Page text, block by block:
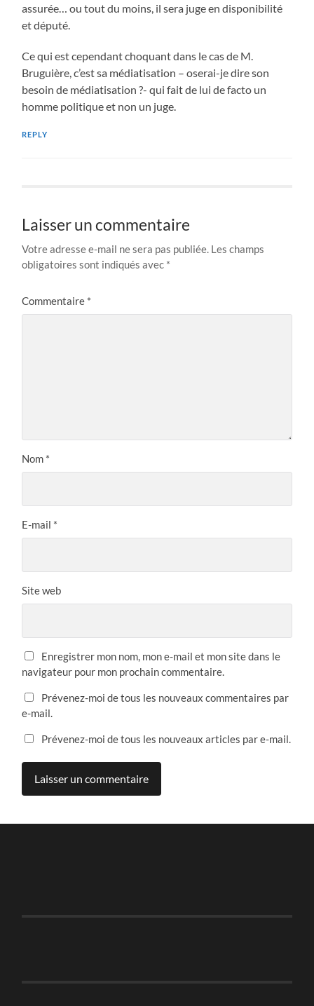
assurée… ou tout du moins, il sera juge en disponibilité
et député.
Ce qui est cependant choquant dans le cas de M.
Bruguière, c’est sa médiatisation – oserai-je dire son
besoin de médiatisation ?- qui fait de lui de facto un
homme politique et non un juge.
REPLY
Laisser un commentaire
Votre adresse e-mail ne sera pas publiée. Les champs
obligatoires sont indiqués avec *
Commentaire *
Nom *
E-mail *
Site web
Enregistrer mon nom, mon e-mail et mon site dans le
navigateur pour mon prochain commentaire.
Prévenez-moi de tous les nouveaux commentaires par
e-mail.
Prévenez-moi de tous les nouveaux articles par e-mail.